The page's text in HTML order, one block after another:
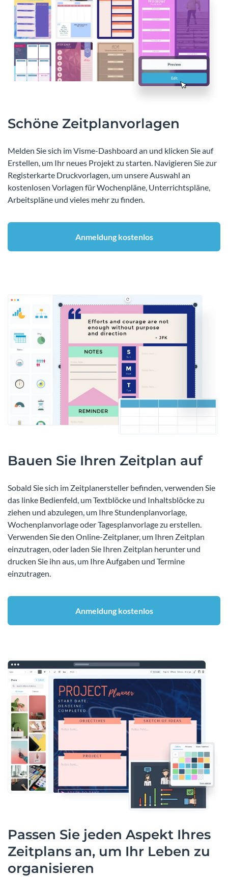
Schöne Zeitplanvorlagen
Melden Sie sich im Visme-Dashboard an und klicken Sie auf
Erstellen, um Ihr neues Projekt zu starten. Navigieren Sie zur
Registerkarte Druckvorlagen, um unsere Auswahl an
kostenlosen Vorlagen für Wochenpläne, Unterrichtspläne,
Arbeitspläne und vieles mehr zu finden.
Anmeldung kostenlos
Bauen Sie Ihren Zeitplan auf
Sobald Sie sich im Zeitplanersteller befinden, verwenden Sie
das linke Bedienfeld, um Textblöcke und Inhaltsblöcke zu
ziehen und abzulegen, um Ihre Stundenplanvorlage,
Wochenplanvorlage oder Tagesplanvorlage zu erstellen.
Verwenden Sie den Online-Zeitplaner, um Ihren Zeitplan
einzutragen, oder laden Sie Ihren Zeitplan herunter und
drucken Sie ihn aus, um Ihre Aufgaben und Termine
einzutragen.
Anmeldung kostenlos
Passen Sie jeden Aspekt Ihres
Zeitplans an, um Ihr Leben zu
organisieren